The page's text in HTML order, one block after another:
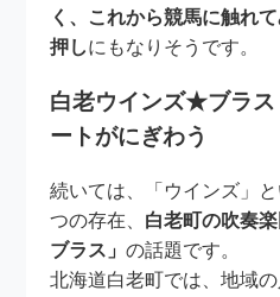
く、これから競馬に触れ
押しにもなりそうです。
白老ウインズ★ブラ
ートがにぎわう
続いては、「ウインズ」
つの存在、 白老町の吹奏
ブラス」の話題です。
北海道白老町では、地域